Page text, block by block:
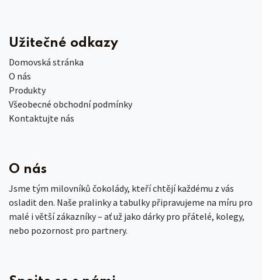
Užitečné odkazy
Domovská stránka
O nás
Produkty
Všeobecné obchodní podmínky
Kontaktujte nás
O nás
Jsme tým milovníků čokolády, kteří chtějí každému z vás
osladit den. Naše pralinky a tabulky připravujeme na míru pro
malé i větší zákazníky – ať už jako dárky pro přátelé, kolegy,
nebo pozornost pro partnery.